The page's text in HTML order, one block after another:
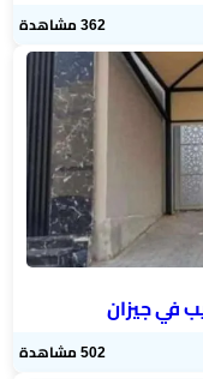
362 مشاهدة
في جيزان
502 مشاهدة